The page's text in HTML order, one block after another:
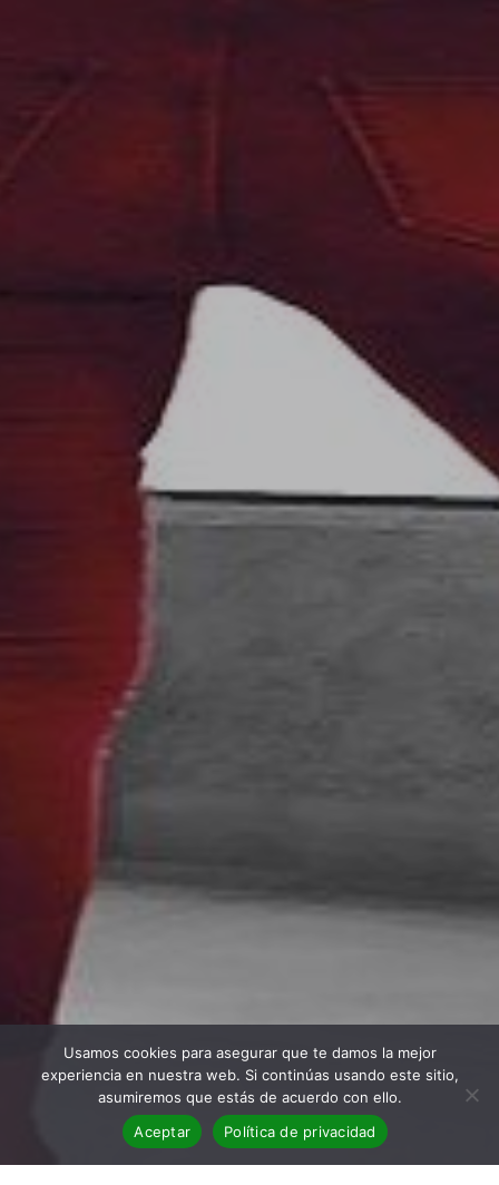
Usamos cookies para asegurar que te damos la mejor
experiencia en nuestra web. Si continúas usando este sitio,
asumiremos que estás de acuerdo con ello.
Aceptar
Política de privacidad